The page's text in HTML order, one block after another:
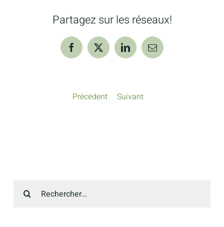
Partagez sur les réseaux!
Facebook
X LinkedInCourriel
Précédent Suivant
sur